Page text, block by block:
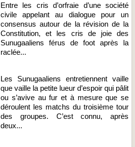
Entre les cris d’orfraie d’une société
civile appelant au dialogue pour un
consensus autour de la révision de la
Constitution, et les cris de joie des
Sunugaaliens férus de foot après la
raclée...
Les Sunugaaliens entretiennent vaille
que vaille la petite lueur d’espoir qui pâlit
ou s’avive au fur et à mesure que se
déroulent les matchs du troisième tour
des groupes. C’est connu, après
deux...